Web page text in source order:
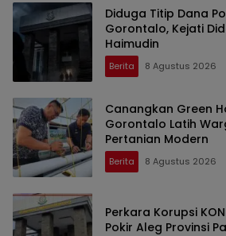
Diduga Titip Dana
Gorontalo, Kejati
Haimudin
Berita 8 Agustus 2026
Canangkan Green
Gorontalo Latih
Pertanian Modern
Berita 8 Agustus 2026
Perkara Korupsi
Pokir Aleg Provinsi